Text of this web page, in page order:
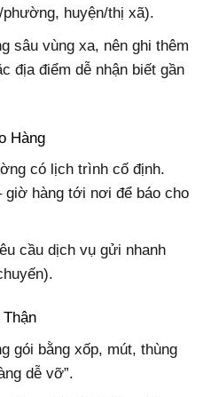
huyện/thị xã).
sâu vùng xa, nên ghi thêm
địa điểm dễ nhận biết gần
Hàng
có lịch trình cố định.
giờ hàng tới nơi để báo cho
cầu dịch vụ gửi nhanh
gói bằng xốp, mút, thùng
dễ vỡ”.